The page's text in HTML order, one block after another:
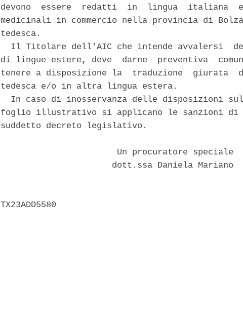
devono  essere  redatti  in  lingua  italiana
medicinali in commercio nella provincia di
tedesca.
Il Titolare dell'AIC che intende avvalersi
di lingue estere, deve  darne  preventiva
tenere a disposizione la  traduzione
tedesca e/o in altra lingua estera.
In caso di inosservanza delle disposizioni
foglio illustrativo si applicano le sanzioni
suddetto decreto legislativo.
                       Un procuratore speciale
                      dott.ssa Daniela Mariano